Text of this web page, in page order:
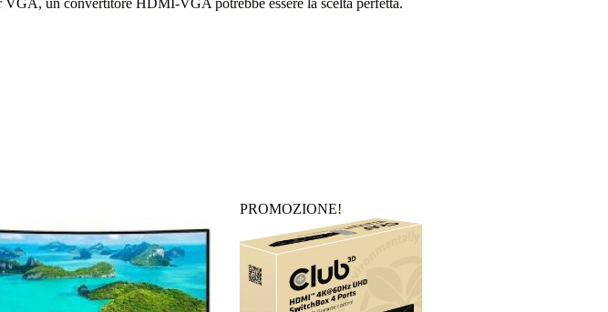
un convertitore HDMI-VGA potrebbe essere la scelta perfetta.
PROMOZIONE!